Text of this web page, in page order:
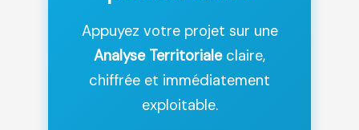
Appuyez votre projet sur une
Analyse Territorialeclaire,
chiffrée et immédiatement
exploitable.